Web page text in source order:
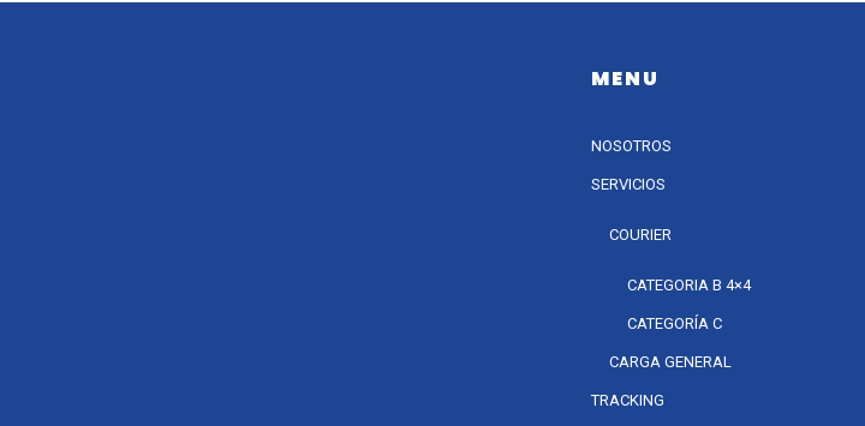
MENU
NOSOTROS
SERVICIOS
COURIER
CATEGORIA B 4×4
CATEGORÍA C
CARGA GENERAL
TRACKING